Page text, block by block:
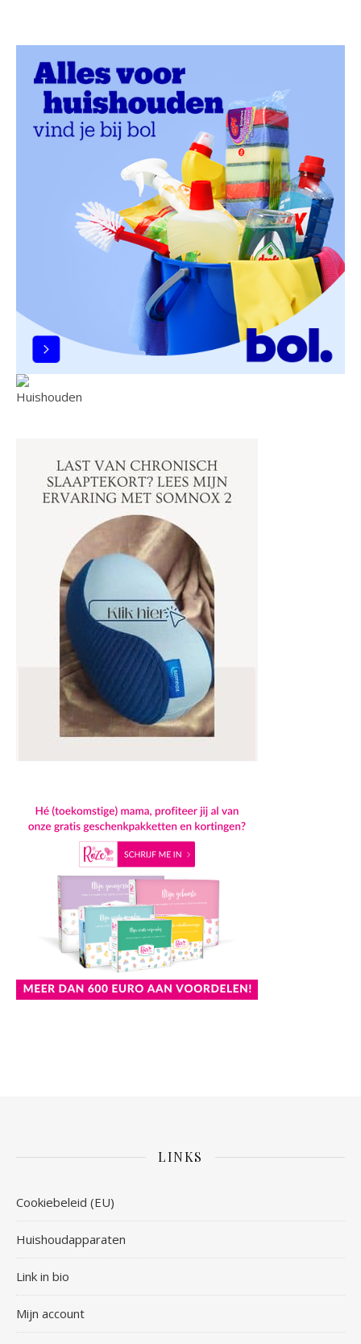
LINKS
Cookiebeleid (EU)
Huishoudapparaten
Link in bio
Mijn account